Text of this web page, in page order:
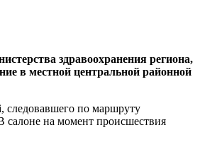
здравоохранения региона,
в местной центральной районной
следовавшего по маршруту
салоне на момент происшествия